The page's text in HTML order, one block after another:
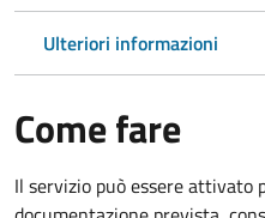
Ulteriori informazioni
Come fare
Il servizio può essere attivato